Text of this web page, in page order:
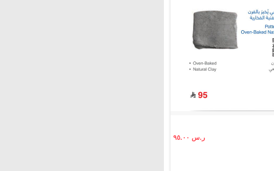
ر.س ٩٥.٠٠